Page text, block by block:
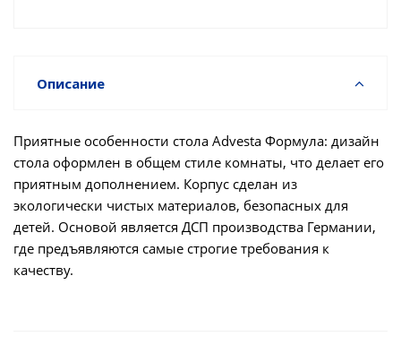
Описание
Приятные особенности стола Advesta Формула: дизайн
стола оформлен в общем стиле комнаты, что делает его
приятным дополнением. Корпус сделан из
экологически чистых материалов, безопасных для
детей. Основой является ДСП производства Германии,
где предъявляются самые строгие требования к
качеству.